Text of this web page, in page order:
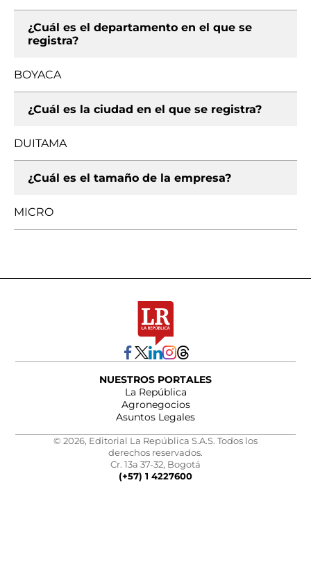
¿Cuál es el departamento en el que se
registra?
BOYACA
¿Cuál es la ciudad en el que se registra?
DUITAMA
¿Cuál es el tamaño de la empresa?
MICRO
NUESTROS PORTALES
La República
Agronegocios
Asuntos Legales
© 2026, Editorial La República S.A.S. Todos los
derechos reservados.
Cr. 13a 37-32, Bogotá
(+57) 1 4227600